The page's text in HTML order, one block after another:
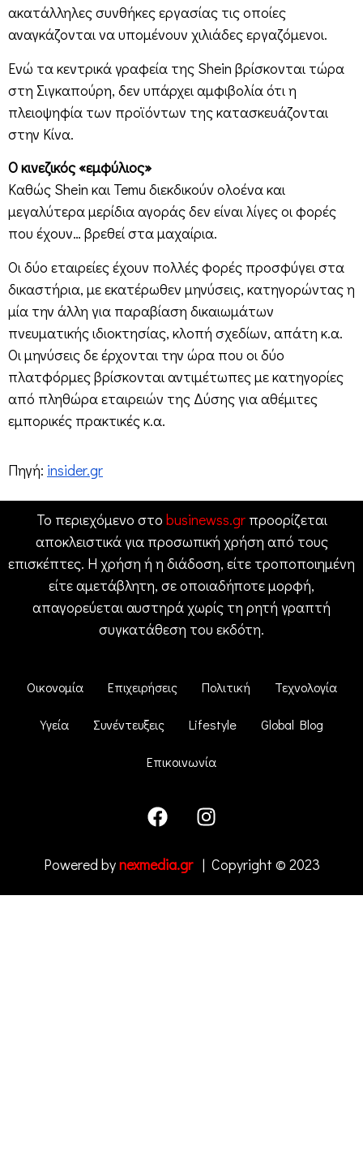
ακατάλληλες συνθήκες εργασίας τις οποίες
αναγκάζονται να υπομένουν χιλιάδες εργαζόμενοι.
Ενώ τα κεντρικά γραφεία της Shein βρίσκονται τώρα
στη Σιγκαπούρη, δεν υπάρχει αμφιβολία ότι η
πλειοψηφία των προϊόντων της κατασκευάζονται
στην Κίνα.
Ο κινεζικός «εμφύλιος»
Καθώς Shein και Temu διεκδικούν ολοένα και
μεγαλύτερα μερίδια αγοράς δεν είναι λίγες οι φορές
που έχουν… βρεθεί στα μαχαίρια.
Οι δύο εταιρείες έχουν πολλές φορές προσφύγει στα
δικαστήρια, με εκατέρωθεν μηνύσεις, κατηγορώντας η
μία την άλλη για παραβίαση δικαιωμάτων
πνευματικής ιδιοκτησίας, κλοπή σχεδίων, απάτη κ.α.
Οι μηνύσεις δε έρχονται την ώρα που οι δύο
πλατφόρμες βρίσκονται αντιμέτωπες με κατηγορίες
από πληθώρα εταιρειών της Δύσης για αθέμιτες
εμπορικές πρακτικές κ.α.
Πηγή: insider.gr
Το περιεχόμενο στο businewss.grπροορίζεται
αποκλειστικά για προσωπική χρήση από τους
επισκέπτες. Η χρήση ή η διάδοση, είτε τροποποιημένη
είτε αμετάβλητη, σε οποιαδήποτε μορφή,
απαγορεύεται αυστηρά χωρίς τη ρητή γραπτή
συγκατάθεση του εκδότη.
Οικονομία Επιχειρήσεις Πολιτική Τεχνολογία
Υγεία Συνέντευξεις Lifestyle Global Blog
Επικοινωνία
Powered bynexmedia.gr| Copyright © 2023